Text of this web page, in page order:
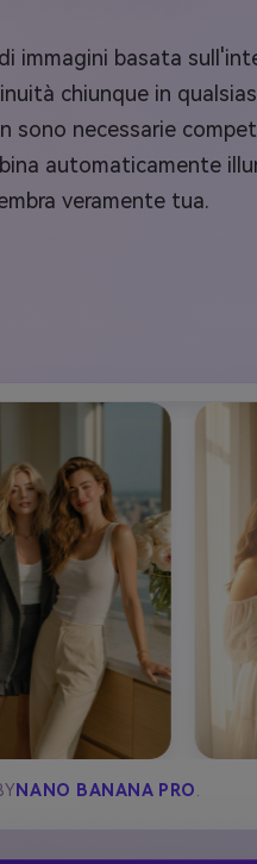
immagini basata
chiunque in
sono necessarie
automaticamente
veramente tua.
NANO BANANA PRO